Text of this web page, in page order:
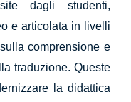
dagli studenti,
e articolata in livelli
comprensione e
traduzione. Queste
la didattica